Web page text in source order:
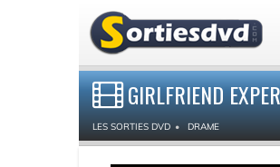
GIRLFRIEND
LES SORTIES DVD DRAME